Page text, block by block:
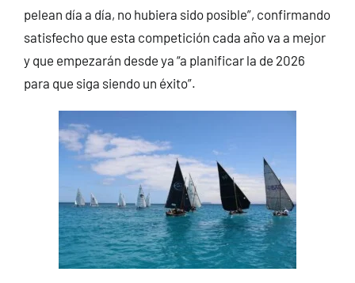
pelean día a día, no hubiera sido posible”, confirmando
satisfecho que esta competición cada año va a mejor
y que empezarán desde ya “a planificar la de 2026
para que siga siendo un éxito”.